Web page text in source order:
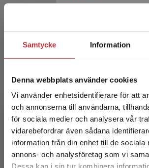
Samtycke Information
Denna webbplats använder cookies
Vi använder enhetsidentifierare för att
och annonserna till användarna,
för sociala medier och analysera vår
vidarebefordrar även sådana
information från din enhet till de sociala
annons- och analysföretag som vi
Dessa kan i sin tur kombinera
Begränsad
1 134 krinkl. moms
Exkl. moms: 1 070 kr
Psykiatri